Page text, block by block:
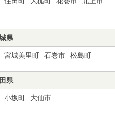
県
宮城美里町 石巻市 松島町
県
小坂町 大仙市